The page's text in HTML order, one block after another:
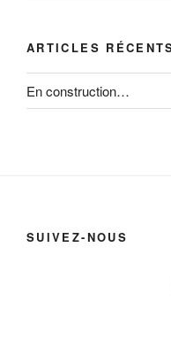
ARTICLES
En construction…
SUIVEZ-NOUS